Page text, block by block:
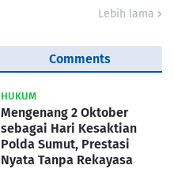
Lebih lama
Comments
HUKUM
Mengenang 2 Oktober
sebagai Hari Kesaktian
Polda Sumut, Prestasi
Nyata Tanpa Rekayasa